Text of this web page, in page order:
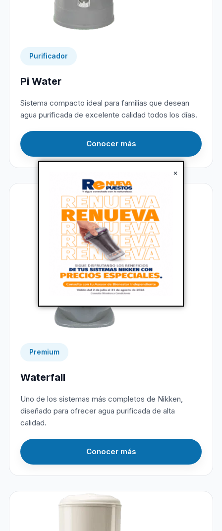
×
Purificador
Pi Water
Sistema compacto ideal para familias que desean
agua purificada de excelente calidad todos los días.
Conocer más
Premium
Waterfall
Uno de los sistemas más completos de Nikken,
diseñado para ofrecer agua purificada de alta
calidad.
Conocer más